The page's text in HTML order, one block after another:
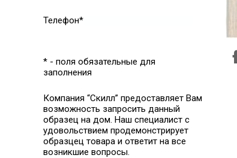
Телефон*
* - поля обязательные для
заполнения
Компания “Скилл” предоставляет Вам
возможность запросить данный
образец на дом. Наш специалист с
удовольствием продемонстрирует
образцец товара и ответит на все
возникшие вопросы.